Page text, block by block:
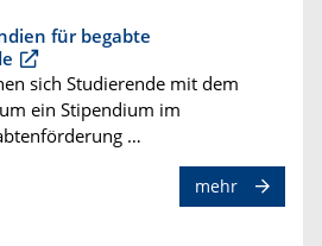
für begabte
sich Studierende mit dem
ein Stipendium im
…
mehr